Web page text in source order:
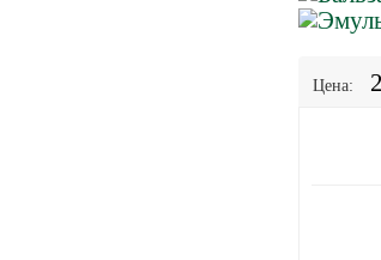
Цена: